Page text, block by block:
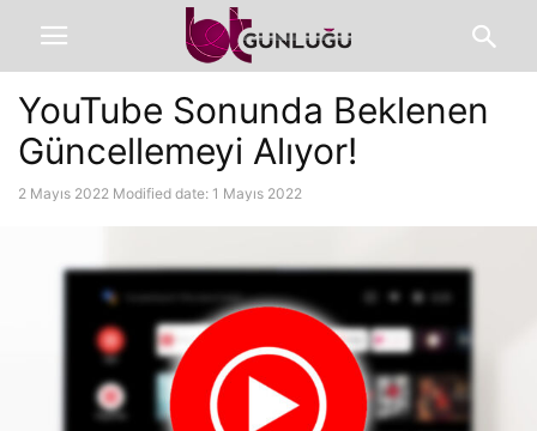
YouTube Sonunda Beklenen
Güncellemeyi Alıyor!
2 Mayıs 2022 Modified date: 1 Mayıs 2022